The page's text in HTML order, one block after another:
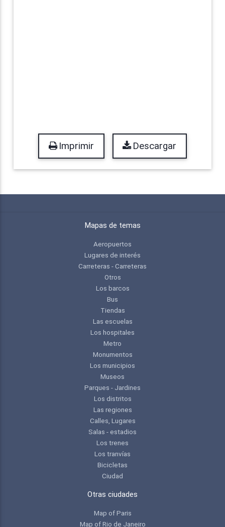
Imprimir Descargar
Mapas de temas
Aeropuertos
Lugares de interés
Carreteras - Carreteras
Otros
Los barcos
Bus
Tiendas
Las escuelas
Los hospitales
Metro
Monumentos
Los municipios
Museos
Parques - Jardines
Los distritos
Las regiones
Calles, Lugares
Salas - estadios
Los trenes
Los tranvías
Bicicletas
Ciudad
Otras ciudades
Map of Paris
Map of Rio de Janeiro